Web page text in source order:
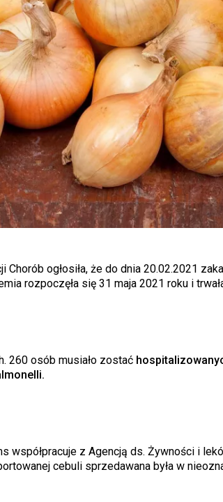
ogłosiła, że do dnia 20.02.2021
rozpoczęła się 31 maja 2021 roku i
260 osób musiało zostać
współpracuje z Agencją ds. Żywności i
cebuli sprzedawana była w